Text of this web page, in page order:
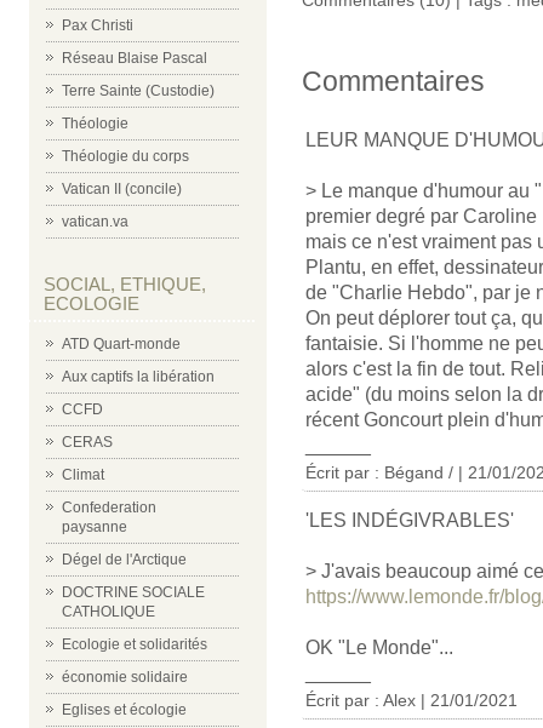
Pax Christi
Réseau Blaise Pascal
Terre Sainte (Custodie)
Théologie
Théologie du corps
Vatican II (concile)
vatican.va
SOCIAL, ETHIQUE,
ECOLOGIE
ATD Quart-monde
Aux captifs la libération
CCFD
CERAS
Climat
Confederation
paysanne
Dégel de l'Arctique
DOCTRINE SOCIALE
CATHOLIQUE
Ecologie et solidarités
économie solidaire
Eglises et écologie
Commentaires
LEUR MANQUE
> Le manque d'humour au
premier degré par
mais ce n'est vraiment pas
Plantu, en effet,
de "Charlie Hebdo", par je
On peut déplorer tout ça,
fantaisie. Si l'homme ne
alors c'est la fin de tout.
acide" (du moins selon la
récent Goncourt plein
Écrit par : Bégand / | 21/01/
'LES INDÉGIVRABLES'
> J'avais beaucoup aimé
https://www.lemonde.fr/
OK "Le Monde"...
Écrit par : Alex | 21/01/2021